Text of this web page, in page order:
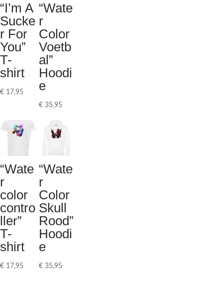
“I’m A
Sucke
r For
You”
T-
shirt
€ 17,95
“Wate
r
Color
Voetb
al”
Hoodi
e
€35,95
“Wate
r
color
contro
ller”
T-
shirt
€ 17,95
“Wate
r
Color
Skull
Rood”
Hoodi
e
€35,95